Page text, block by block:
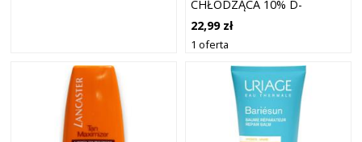
CHŁODZĄCA 10% D-
PANTHENOL 100ML
22,99 zł
1 oferta